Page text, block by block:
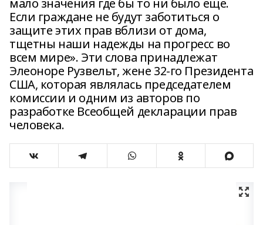
мало значения где бы то ни было еще.
Если граждане не будут заботиться о
защите этих прав вблизи от дома,
тщетны наши надежды на прогресс во
всем мире». Эти слова принадлежат
Элеоноре Рузвельт, жене 32-го Президента
США, которая являлась председателем
комиссии и одним из авторов по
разработке Всеобщей декларации прав
человека.